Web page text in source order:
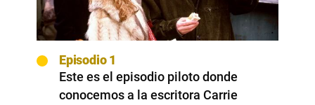
Episodio 1
Este es el episodio piloto donde
conocemos a la escritora Carrie